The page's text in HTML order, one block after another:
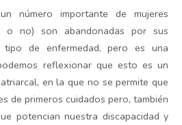
número importante de mujeres
o no) son abandonadas por sus
de enfermedad, pero es una
reflexionar que esto es un
en la que no se permite que
de primeros cuidados pero, también
potencian nuestra discapacidad y